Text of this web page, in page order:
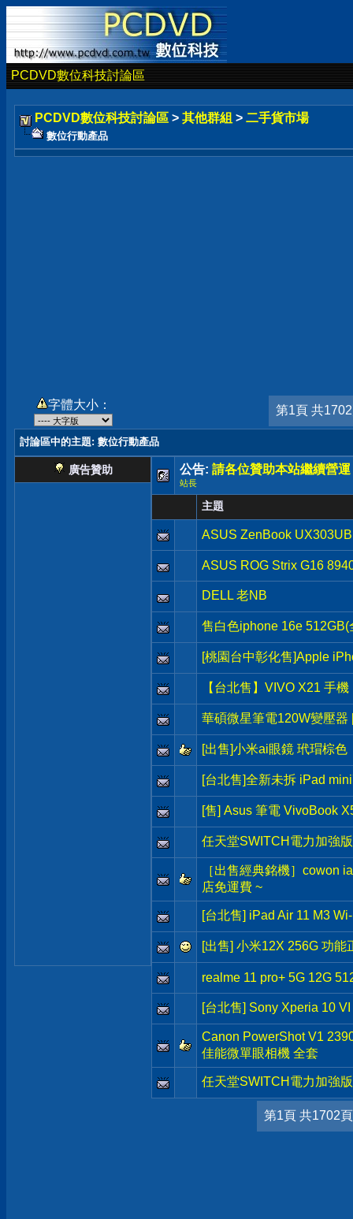
PCDVD數位科技討論區
PCDVD數位科技討論區 > 其他群組 > 二手貨市場
數位行動產品
字體大小： 第1頁 共
討論區中的主題: 數位行動產品
廣告贊助 公告: 請各位贊助本站繼續營運
站長
主題
ASUS ZenBook UX303UB
ASUS ROG Strix G16
DELL 老NB
售白色iphone 16e
[桃園台中彰化售]Apple
【台北售】VIVO X21 手機
華碩微星筆電120W變壓器
[出售]小米ai眼鏡 玳瑁棕色
[台北售]全新未拆 iPad
[售] Asus 筆電 VivoBook
任天堂SWITCH電力加強版
［出售經典銘機］cowon
店免運費 ~
[台北售] iPad Air 11 M3
[出售] 小米12X 256G 功
realme 11 pro+ 5G 12G
[台北售] Sony Xperia 10
Canon PowerShot V1
佳能微單眼相機 全套
任天堂SWITCH電力加強
第1頁 共1702頁